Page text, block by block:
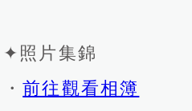
✦照片集錦
・前往觀看相簿